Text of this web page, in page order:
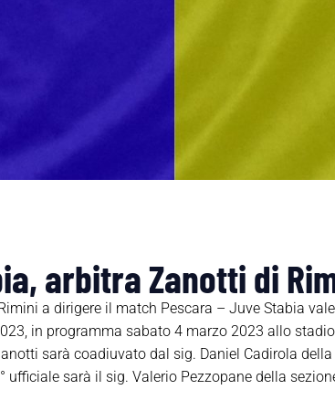
arbitra Zanotti di
a dirigere il match Pescara – Juve Stabia
in programma sabato 4 marzo 2023 allo
sarà coadiuvato dal sig. Daniel Cadirola
ufficiale sarà il sig. Valerio Pezzopane della